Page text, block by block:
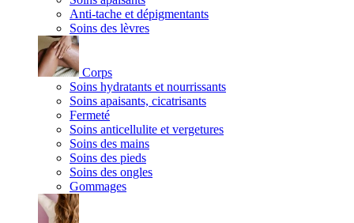
Anti-tache et dépigmentants
Soins des lèvres
Corps
Soins hydratants et nourrissants
Soins apaisants, cicatrisants
Fermeté
Soins anticellulite et vergetures
Soins des mains
Soins des pieds
Soins des ongles
Gommages